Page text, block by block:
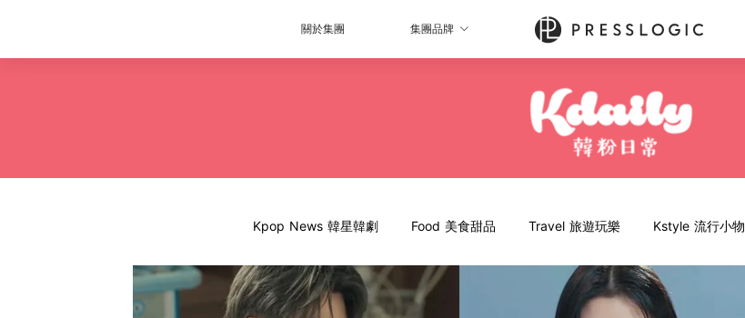
關於集團 集團品牌
Kpop News 韓星韓劇 Food 美食甜品 Travel 旅遊玩樂 Kstyle 流行小物